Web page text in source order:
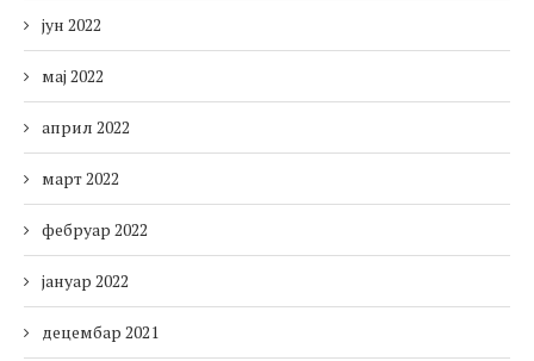
јун 2022
мај 2022
април 2022
март 2022
фебруар 2022
јануар 2022
децембар 2021